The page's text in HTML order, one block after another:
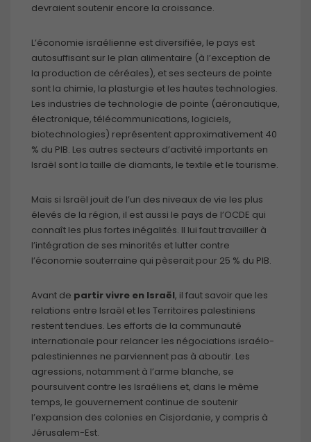
devraient soutenir encore la croissance.
L’économie israélienne est diversifiée, le pays est
autosuffisant sur le plan alimentaire (à l’exception de
la production de céréales), et ses secteurs de pointe
sont la chimie, la plasturgie et les hautes technologies.
Les industries de technologie de pointe (aéronautique,
électronique, télécommunications, logiciels,
biotechnologies) représentent approximativement 40
% du PIB. Les autres secteurs d’activité importants en
Israël sont la taille de diamants, le textile et le tourisme.
Mais si Israël jouit de l’un des niveaux de vie les plus
élevés de la région, il est aussi le pays de l’OCDE qui
connaît les plus fortes inégalités. Il lui faut travailler à
l’intégration de ses minorités et lutter contre
l’économie souterraine qui pèserait pour 25 % du PIB.
Avant de partir vivre en Israël, il faut savoir que les
relations entre Israël et les Territoires palestiniens
restent tendues. Les efforts de la communauté
internationale pour relancer les négociations israélo-
palestiniennes ne parviennent pas à aboutir. Les
agressions, notamment à l’arme blanche, se
poursuivent contre les Israéliens et, dans le même
temps, le gouvernement continue de soutenir
l’expansion des colonies en Cisjordanie, y compris à
Jérusalem-Est.